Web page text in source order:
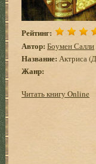
Рейтинг:
Автор: Боумен Салли
Название: Актриса
Жанр:
Читать книгу Online